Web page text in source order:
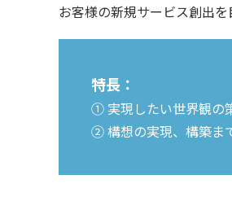
お客様の新規サービス創出
特長：
① 実現したい世界観の
② 構想の実現、構築ま